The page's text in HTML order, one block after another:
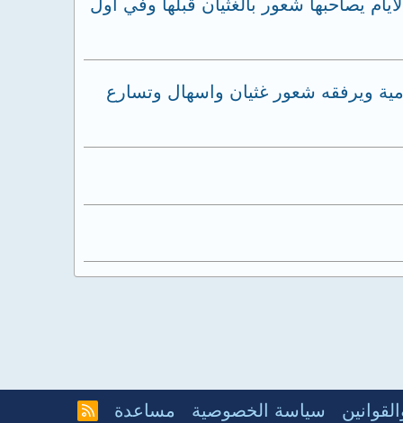
يصاحبها شعور بالغثيان قبلها وفي أول
ويرفقه شعور غثيان واسهال وتسارع
سياسة الخصوصية مساعدة